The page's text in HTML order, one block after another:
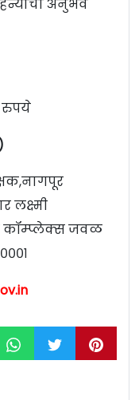
अनुभव
रुपये
लक्ष्मी
कॉम्प्लेक्स जवळ